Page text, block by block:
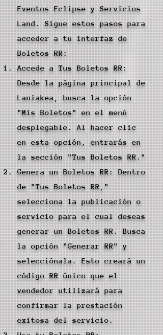
Eventos Eclipse y Servicios
Land. Sigue estos pasos para
acceder a tu interfaz de
Boletos RR:
Accede a Tus Boletos RR:
Desde la página principal de
Laniakea, busca la opción
"Mis Boletos" en el menú
desplegable. Al hacer clic
en esta opción, entrarás en
la sección "Tus Boletos RR."
Genera un Boletos RR: Dentro
de "Tus Boletos RR,"
selecciona la publicación o
servicio para el cual deseas
generar un Boletos RR. Busca
la opción "Generar RR" y
selecciónala. Esto creará un
código RR único que el
vendedor utilizará para
confirmar la prestación
exitosa del servicio.